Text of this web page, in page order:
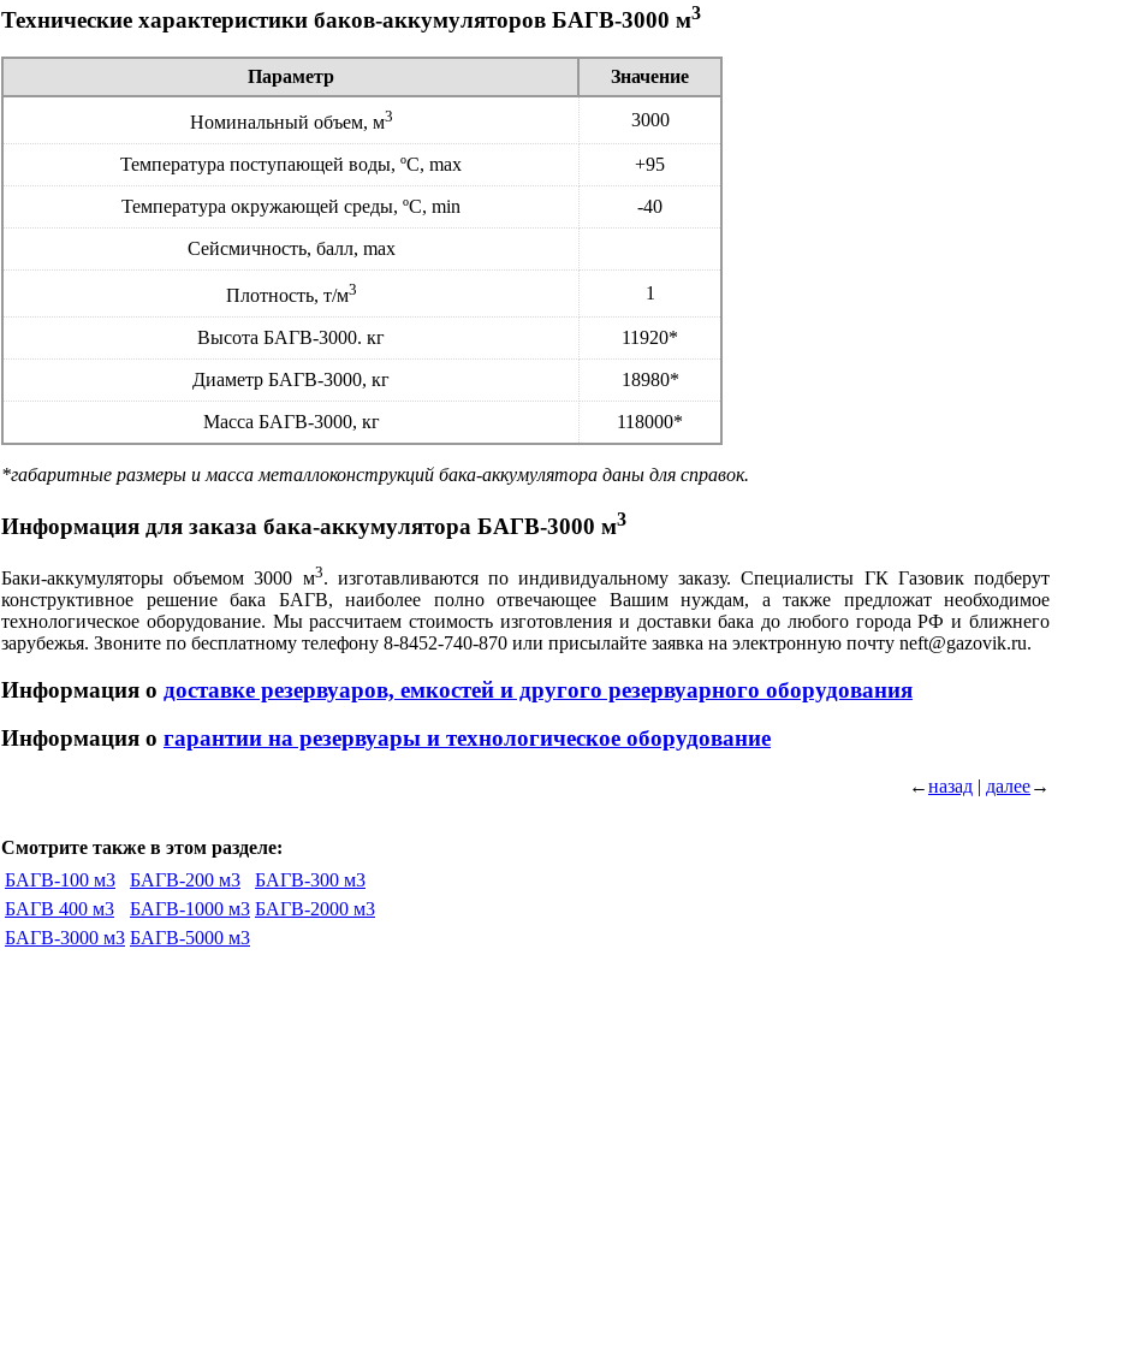
Технические характеристики баков-аккумуляторов БАГВ-3000 м3
Параметр Значение
Номинальный объем, м3 3000
Температура поступающей воды, ºС, max +95
Температура окружающей среды, ºС, min -40
Сейсмичность, балл, max
Плотность, т/м3 1
Высота БАГВ-3000. кг 11920*
Диаметр БАГВ-3000, кг 18980*
Масса БАГВ-3000, кг 118000*
*габаритные размеры и масса металлоконструкций бака-аккумулятора даны для справок.
Информация для заказа бака-аккумулятора БАГВ-3000 м3
Баки-аккумуляторы объемом 3000 м3. изготавливаются по индивидуальному заказу. Специалисты ГК Газовик подберут
конструктивное решение бака БАГВ, наиболее полно отвечающее Вашим нуждам, а также предложат необходимое
технологическое оборудование. Мы рассчитаем стоимость изготовления и доставки бака до любого города РФ и ближнего
зарубежья. Звоните по бесплатному телефону 8-8452-740-870 или присылайте заявка на электронную почту neft@gazovik.ru.
Информация о доставке резервуаров, емкостей и другого резервуарного оборудования
Информация о гарантии на резервуары и технологическое оборудование
←назад | далее→
Смотрите также в этом разделе:
БАГВ-100 м3
БАГВ-200 м3
БАГВ-300 м3
БАГВ 400 м3
БАГВ-1000 м3 БАГВ-2000 м3
БАГВ-3000 м3 БАГВ-5000 м3